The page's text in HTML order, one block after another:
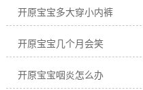
开原宝宝多大穿小内裤
开原宝宝几个月会笑
开原宝宝咽炎怎么办